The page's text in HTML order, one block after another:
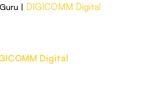
| DIGICOMM Digital
Digital